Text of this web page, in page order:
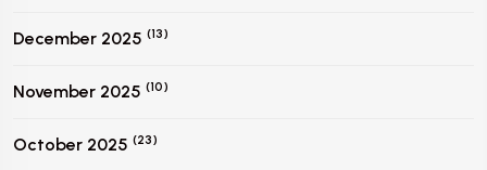
December 2025 (13)
November 2025 (10)
October 2025 (23)